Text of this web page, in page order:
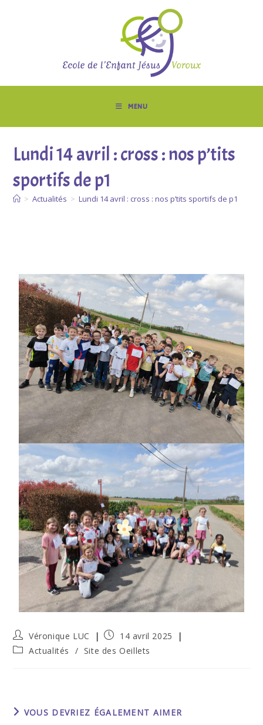
MENU
Lundi 14 avril : cross : nos p’tits
sportifs de p1
> Actualités > Lundi 14 avril : cross : nos p’tits sportifs de p1
Véronique LUC
14 avril 2025
Actualités
/ Site des Oeillets
VOUS DEVRIEZ ÉGALEMENT AIMER